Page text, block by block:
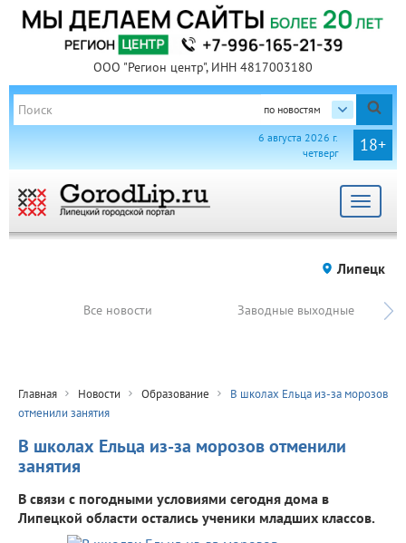
ООО "Регион центр", ИНН 4817003180
по новостям
18+
6 августа 2026 г.
четверг
Toggle
Липецк
Все новости Заводные выходные
Главная Новости Образование
В школах Ельца из-за морозов
отменили занятия
В школах Ельца из-за морозов отменили
занятия
В связи с погодными условиями сегодня дома в
Липецкой области остались ученики младших классов.